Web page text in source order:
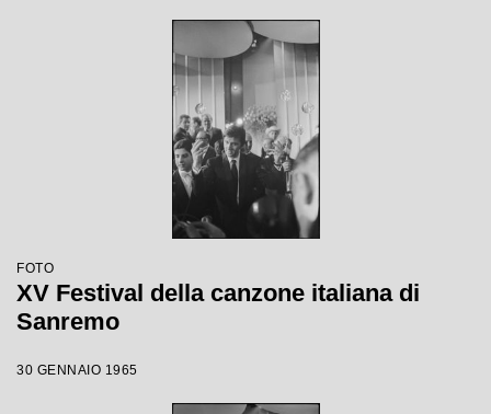
FOTO
XV Festival della canzone italiana di
Sanremo
30 GENNAIO 1965